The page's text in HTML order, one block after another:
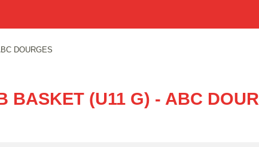
DOURGES
BASKET (U11 G) - ABC